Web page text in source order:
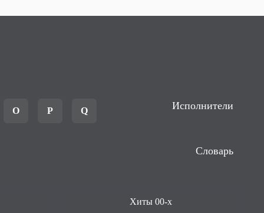
O P Q Исполнители
Словарь
Хиты 00-х